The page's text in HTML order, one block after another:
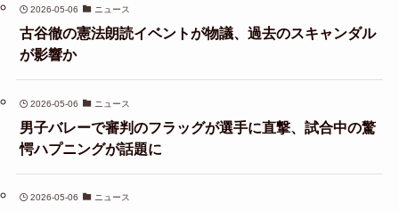
2026-05-06 ニュース
古谷徹の憲法朗読イベントが物議、過去のスキャンダル
が影響か
2026-05-06 ニュース
男子バレーで審判のフラッグが選手に直撃、試合中の驚
愕ハプニングが話題に
2026-05-06 ニュース